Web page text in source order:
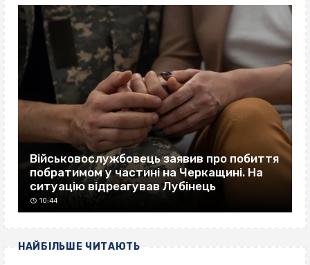
Військовослужбовець заявив про побиття
побратимом у частині на Черкащині. На
ситуацію відреагував Лубінець
10:44
НАЙБІЛЬШЕ ЧИТАЮТЬ